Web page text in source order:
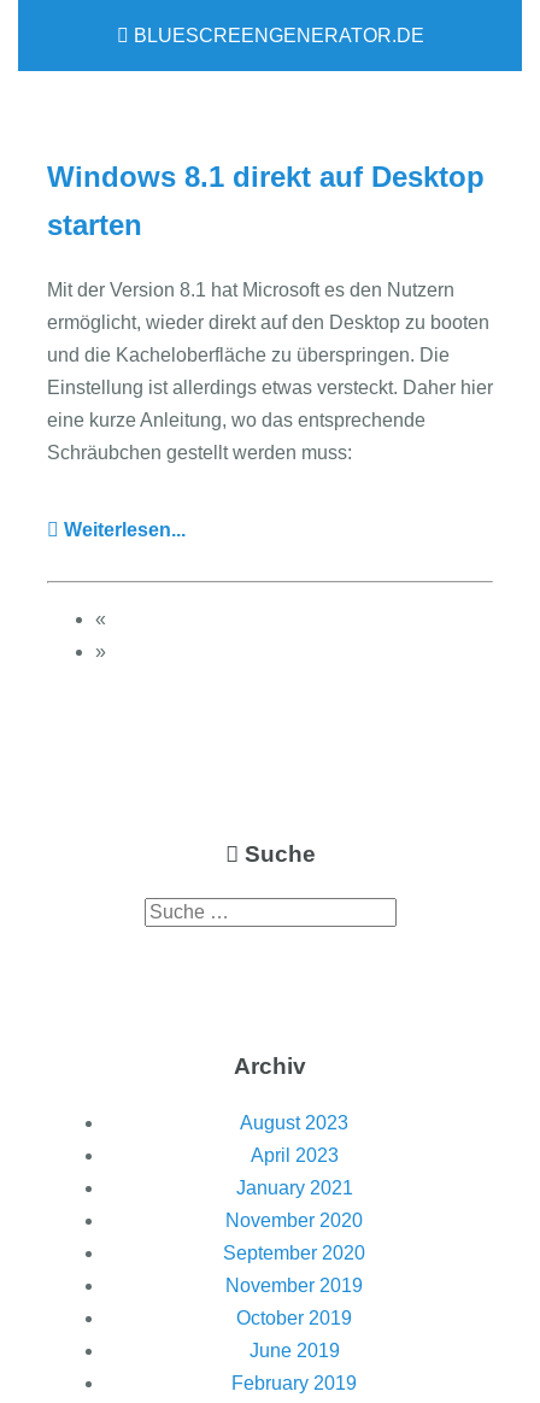
BLUESCREENGENERATOR.DE
Windows 8.1 direkt auf Desktop
starten
Mit der Version 8.1 hat Microsoft es den Nutzern
ermöglicht, wieder direkt auf den Desktop zu booten
und die Kacheloberfläche zu überspringen. Die
Einstellung ist allerdings etwas versteckt. Daher hier
eine kurze Anleitung, wo das entsprechende
Schräubchen gestellt werden muss:
Weiterlesen...
«
»
Suche
Archiv
August 2023
April 2023
January 2021
November 2020
September 2020
November 2019
October 2019
June 2019
February 2019